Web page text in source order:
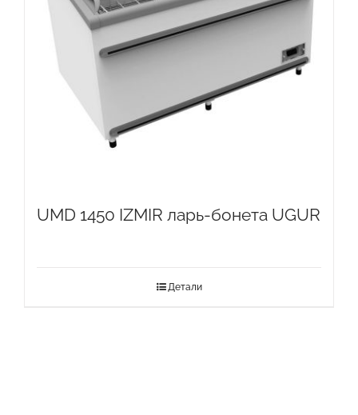
UMD 1450 IZMIR ларь-бонета UGUR
Детали